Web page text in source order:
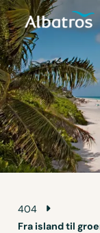
404
Fra island til